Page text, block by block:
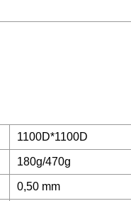
1100D*1100D
180g/470g
0,50 mm